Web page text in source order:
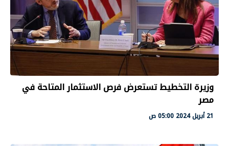
وزيرة التخطيط تستعرض فرص الاستثمار المتاحة في
مصر
21 أبريل 2024 05:00 ص